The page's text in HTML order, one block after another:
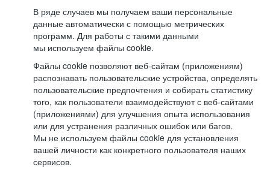
В ряде случаев мы получаем ваши персональные
данные автоматически с помощью метрических
программ. Для работы с такими данными
мы используем файлы cookie.
Файлы cookie позволяют веб-сайтам (приложениям)
распознавать пользовательские устройства, определять
пользовательские предпочтения и собирать статистику
того, как пользователи взаимодействуют с веб-сайтами
(приложениями) для улучшения опыта использования
или для устранения различных ошибок или багов.
Мы не используем файлы cookie для установления
вашей личности как конкретного пользователя наших
сервисов.